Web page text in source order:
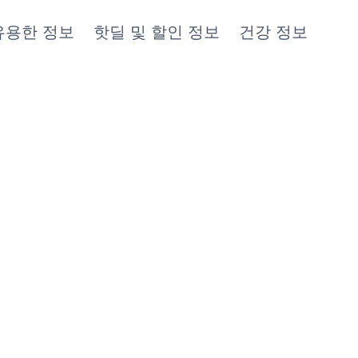
용한 정보 핫딜 및 할인 정보 건강 정보